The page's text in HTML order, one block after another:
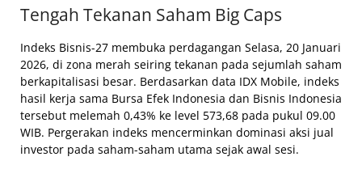
Tengah Tekanan Saham Big Caps
Indeks Bisnis-27 membuka perdagangan Selasa, 20 Januari
2026, di zona merah seiring tekanan pada sejumlah saham
berkapitalisasi besar. Berdasarkan data IDX Mobile, indeks
hasil kerja sama Bursa Efek Indonesia dan Bisnis Indonesia
tersebut melemah 0,43% ke level 573,68 pada pukul 09.00
WIB. Pergerakan indeks mencerminkan dominasi aksi jual
investor pada saham-saham utama sejak awal sesi.